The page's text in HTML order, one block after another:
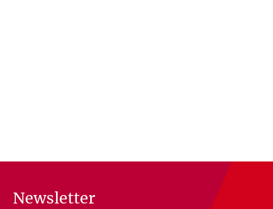
Newsletter